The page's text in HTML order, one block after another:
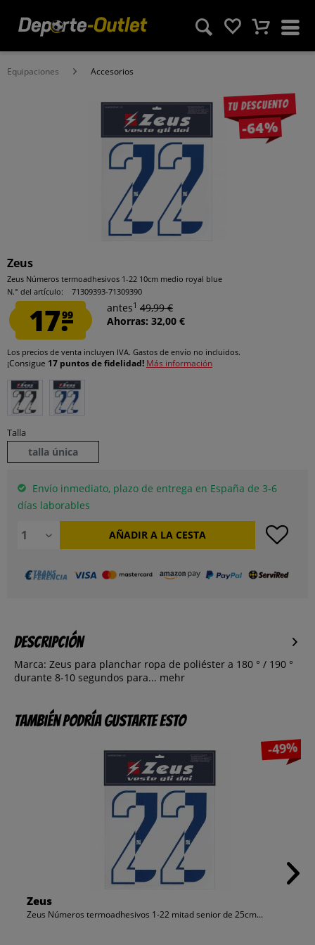
Equipaciones Accesorios
Tu descuento
-64%
Zeus
Zeus Números termoadhesivos 1-22 10cm medio royal blue
N.° del artículo:
71309393-71309390
17.99
antes1 49,99 €
Ahorras: 32,00 €
Los precios de venta incluyen IVA. Gastos de envío no incluidos.
¡Consigue 17 puntos de fidelidad! Más información
Talla
talla única
Envío inmediato, plazo de entrega en España de 3-6
días laborables
AÑADIR A LA CESTA
Descripción
Marca: Zeus para planchar ropa de poliéster a 180 ° / 190 °
durante 8-10 segundos para... mehr
También podría gustarte esto
-49%
Zeus
Zeus Números termoadhesivos 1-22 mitad senior de 25cm...